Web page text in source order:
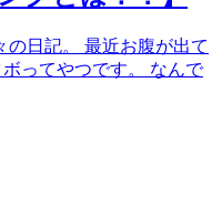
の日記。 最近お腹が出て
ってやつです。 なんで